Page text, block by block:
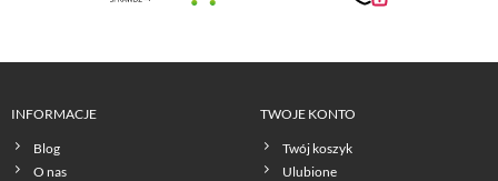
INFORMACJE
Blog
O nas
TWOJE KONTO
Twój koszyk
Ulubione